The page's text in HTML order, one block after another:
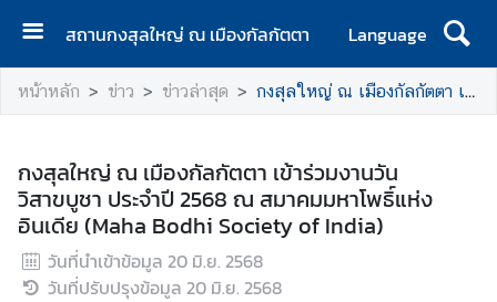
สถานกงสุลใหญ่ ณ เมืองกัลกัตตา
Language
ห
น้
ร
ก
ส
ถ
หน้าหลัก ข่าว ข่าวล่าสุด กงสุลใหญ่ ณ เมืองกัลกัตตา เข้าร่วมงานวันวิสาขบูชา ประจำปี 2568 ณ สมาคมมหาโพธิ์แห่งอินเดีย (Maha Bodhi Society of India)
กงสุลใหญ่ ณ เมืองกัลกัตตา เข้าร่วมงานวัน
วิสาขบูชา ประจำปี 2568 ณ สมาคมมหาโพธิ์แห่ง
อินเดีย (Maha Bodhi Society of India)
วันที่นำเข้าข้อมูล 20 มิ.ย. 2568
วันที่ปรับปรุงข้อมูล 20 มิ.ย. 2568